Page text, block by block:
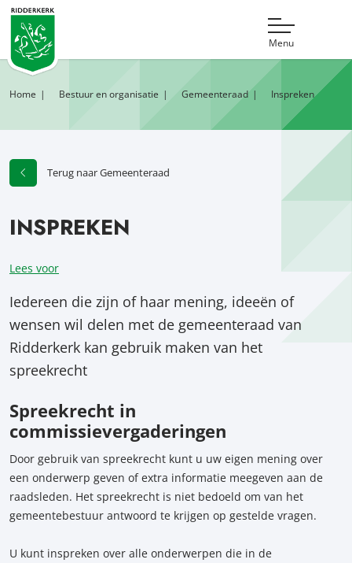
Menu
Home Bestuur en organisatie Gemeenteraad Inspreken
Terug naar Gemeenteraad
INSPREKEN
Lees voor
Iedereen die zijn of haar mening, ideeën of
wensen wil delen met de gemeenteraad van
Ridderkerk kan gebruik maken van het
spreekrecht
Spreekrecht in
commissievergaderingen
Door gebruik van spreekrecht kunt u uw eigen mening over
een onderwerp geven of extra informatie meegeven aan de
raadsleden. Het spreekrecht is niet bedoeld om van het
gemeentebestuur antwoord te krijgen op gestelde vragen.
U kunt inspreken over alle onderwerpen die in de